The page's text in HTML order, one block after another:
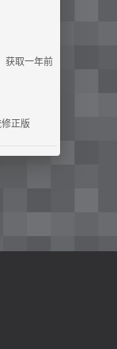
获取一年前
正版